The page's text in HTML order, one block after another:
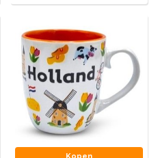
Kopen